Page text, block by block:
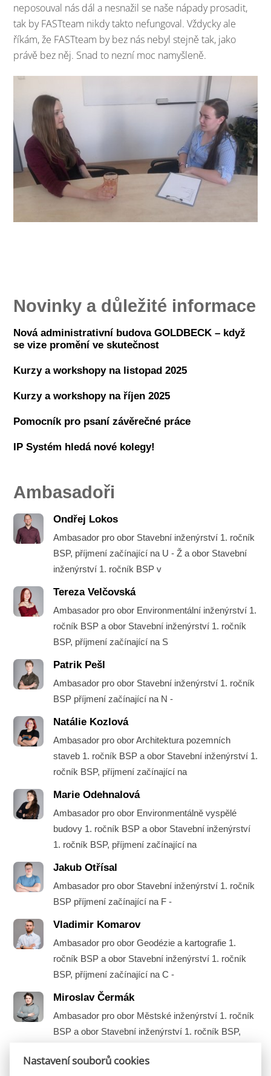
neposouval nás dál a nesnažil se naše nápady prosadit,
tak by FASTteam nikdy takto nefungoval. Vždycky ale
říkám, že FASTteam by bez nás nebyl stejně tak, jako
právě bez něj. Snad to nezní moc namyšleně.
Novinky a důležité informace
Nová administrativní budova GOLDBECK – když
se vize promění ve skutečnost
Kurzy a workshopy na listopad 2025
Kurzy a workshopy na říjen 2025
Pomocník pro psaní závěrečné práce
IP Systém hledá nové kolegy!
Ambasadoři
Ondřej Lokos
Ambasador pro obor Stavební inženýrství 1. ročník
BSP, příjmení začínající na U - Ž a obor Stavební
inženýrství 1. ročník BSP v
Tereza Velčovská
Ambasador pro obor Environmentální inženýrství 1.
ročník BSP a obor Stavební inženýrství 1. ročník
BSP, příjmení začínající na S
Patrik Pešl
Ambasador pro obor Stavební inženýrství 1. ročník
BSP příjmení začínající na N -
Natálie Kozlová
Ambasador pro obor Architektura pozemních
staveb 1. ročník BSP a obor Stavební inženýrství 1.
ročník BSP, příjmení začínající na
Marie Odehnalová
Ambasador pro obor Environmentálně vyspělé
budovy 1. ročník BSP a obor Stavební inženýrství
1. ročník BSP, příjmení začínající na
Jakub Otřísal
Ambasador pro obor Stavební inženýrství 1. ročník
BSP příjmení začínající na F -
Vladimir Komarov
Ambasador pro obor Geodézie a kartografie 1.
ročník BSP a obor Stavební inženýrství 1. ročník
BSP, příjmení začínající na C -
Miroslav Čermák
Ambasador pro obor Městské inženýrství 1. ročník
BSP a obor Stavební inženýrství 1. ročník BSP,
Nastavení souborů cookies